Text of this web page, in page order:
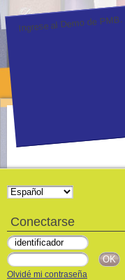
Ingrese al Demo de PMB.
Conectarse
Olvidé mi contraseña